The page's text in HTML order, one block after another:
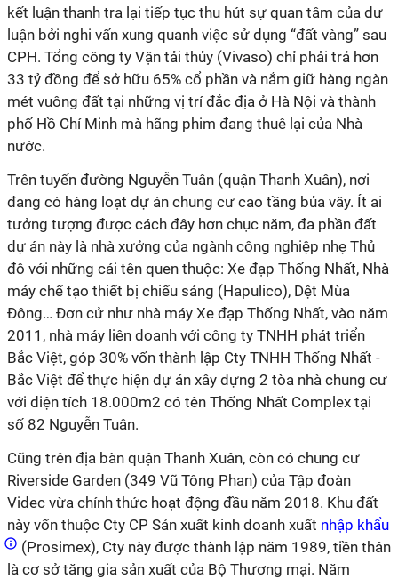
kết luận thanh tra lại tiếp tục thu hút sự quan tâm của dư
luận bởi nghi vấn xung quanh việc sử dụng “đất vàng” sau
CPH. Tổng công ty Vận tải thủy (Vivaso) chỉ phải trả hơn
33 tỷ đồng để sở hữu 65% cổ phần và nắm giữ hàng ngàn
mét vuông đất tại những vị trí đắc địa ở Hà Nội và thành
phố Hồ Chí Minh mà hãng phim đang thuê lại của Nhà
nước.
Trên tuyến đường Nguyễn Tuân (quận Thanh Xuân), nơi
đang có hàng loạt dự án chung cư cao tầng bủa vây. Ít ai
tưởng tượng được cách đây hơn chục năm, đa phần đất
dự án này là nhà xưởng của ngành công nghiệp nhẹ Thủ
đô với những cái tên quen thuộc: Xe đạp Thống Nhất, Nhà
máy chế tạo thiết bị chiếu sáng (Hapulico), Dệt Mùa
Đông… Đơn cử như nhà máy Xe đạp Thống Nhất, vào năm
2011, nhà máy liên doanh với công ty TNHH phát triển
Bắc Việt, góp 30% vốn thành lập Cty TNHH Thống Nhất -
Bắc Việt để thực hiện dự án xây dựng 2 tòa nhà chung cư
với diện tích 18.000m2 có tên Thống Nhất Complex tại
số 82 Nguyễn Tuân.
Cũng trên địa bàn quận Thanh Xuân, còn có chung cư
Riverside Garden (349 Vũ Tông Phan) của Tập đoàn
Videc vừa chính thức hoạt động đầu năm 2018. Khu đất
này vốn thuộc Cty CP Sản xuất kinh doanh xuất nhập khẩu
(Prosimex), Cty này được thành lập năm 1989, tiền thân
là cơ sở tăng gia sản xuất của Bộ Thương mại. Năm